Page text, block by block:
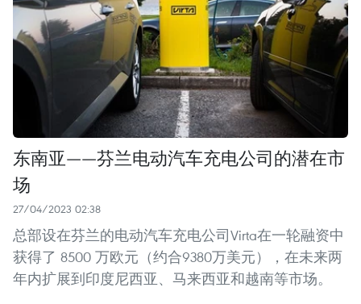
东南亚——芬兰电动汽车充电公司的潜在市
场
27/04/2023 02:38
总部设在芬兰的电动汽车充电公司Virta在一轮融资中
获得了 8500 万欧元（约合9380万美元），在未来两
年内扩展到印度尼西亚、马来西亚和越南等市场。